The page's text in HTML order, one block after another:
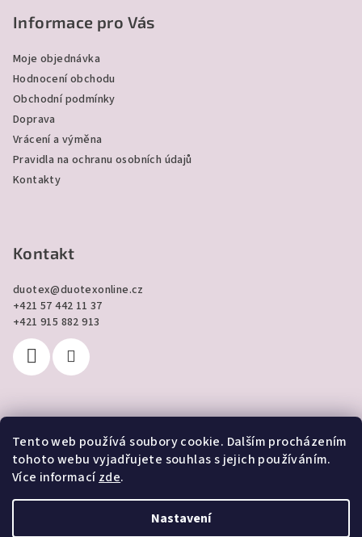
Tento web používá soubory cookie. Dalším procházením
tohoto webu vyjadřujete souhlas s jejich používáním.
Více informacízde.
Nastavení
Informace pro Vás
Moje objednávka
Hodnocení obchodu
Obchodní podmínky
Doprava
Vrácení a výměna
Pravidla na ochranu osobních údajů
Kontakty
Kontakt
duotex@duotexonline.cz
+421 57 442 11 37
+421 915 882 913
Přijímáme online platby